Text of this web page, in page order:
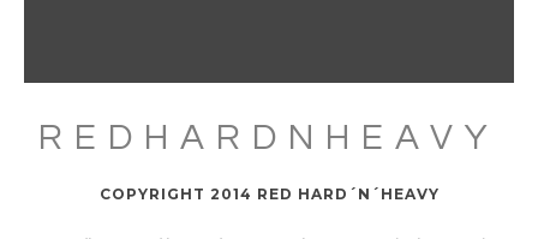
REDHARDNHEAVY
COPYRIGHT 2014 RED HARD´N´HEAVY